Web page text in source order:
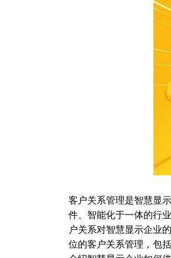
客户关系管理是智慧显
件、智能化于一体的行
户关系对智慧显示企业
位的客户关系管理，包